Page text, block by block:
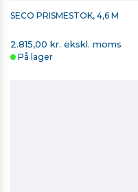
SECO PRISMESTOK, 4,6 M
2.815,00 kr. ekskl. moms
På lager